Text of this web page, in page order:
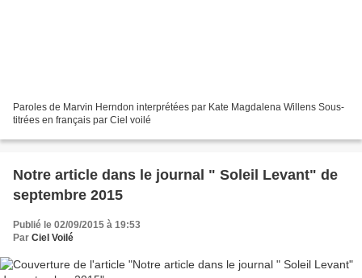
Paroles de Marvin Herndon interprétées par Kate Magdalena Willens Sous-
titrées en français par Ciel voilé
Notre article dans le journal " Soleil Levant" de
septembre 2015
Publié le 02/09/2015 à 19:53
Par Ciel Voilé